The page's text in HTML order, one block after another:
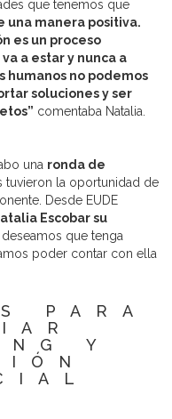
que tenemos que
una manera positiva.
es un proceso
a estar y nunca a
humanos no podemos
soluciones y ser
comentaba Natalia.
una ronda de
tuvieron la oportunidad de
Desde EUDE
Escobar su
deseamos que tenga
poder contar con ella
PARA
Y